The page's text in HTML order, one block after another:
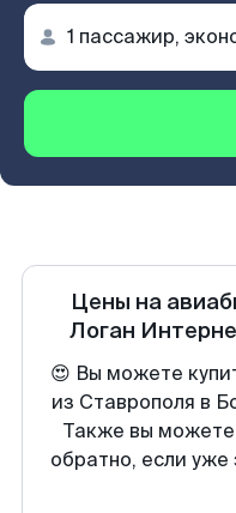
Цены на
Логан
😍 Вы можете
из Ставрополя в
Также вы можете
обратно, если